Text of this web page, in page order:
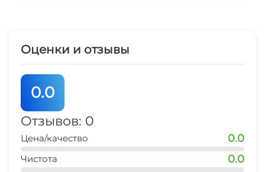
Оценки и отзывы
0.0
Отзывов: 0
Цена/качество 0.0
Чистота 0.0